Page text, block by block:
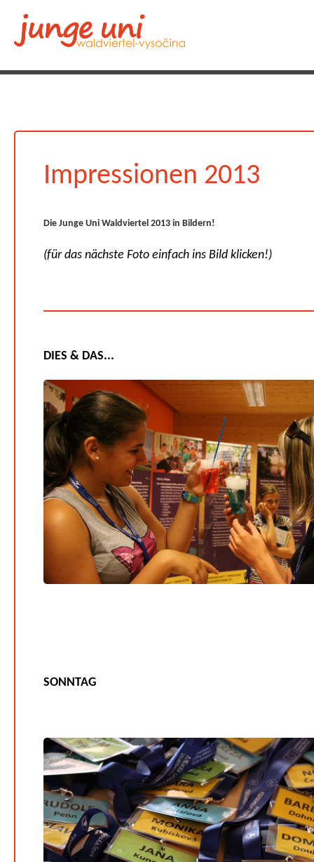
Impressionen 2013
Die Junge Uni Waldviertel 2013 in Bildern!
(für das nächste Foto einfach ins Bild klicken!)
DIES & DAS...
SONNTAG